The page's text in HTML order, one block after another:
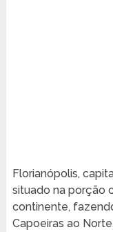
Florianópolis,
situado na porção
continente,
Capoeiras ao